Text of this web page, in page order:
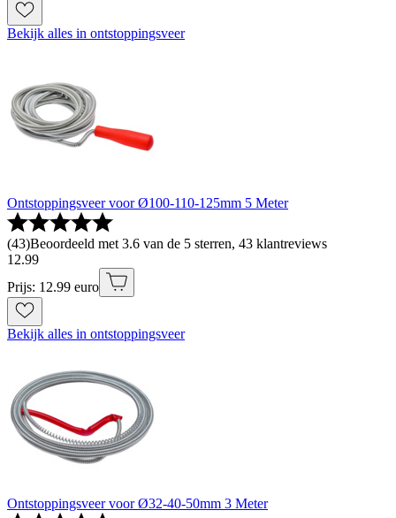
Bekijk alles in ontstoppingsveer
Ontstoppingsveer voor Ø100-110-125mm 5 Meter
(43)Beoordeeld met 3.6 van de 5 sterren, 43 klantreviews
12.99
Prijs: 12.99 euro
Bekijk alles in ontstoppingsveer
Ontstoppingsveer voor Ø32-40-50mm 3 Meter